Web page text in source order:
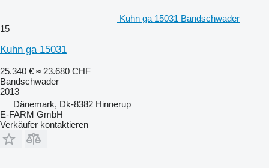
Kuhn ga 15031 Bandschwader
15
Kuhn ga 15031
25.340 € ≈ 23.680 CHF
Bandschwader
2013
Dänemark, Dk-8382 Hinnerup
E-FARM GmbH
Verkäufer kontaktieren